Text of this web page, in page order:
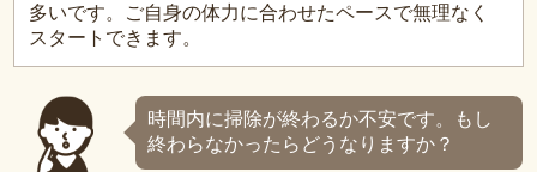
多いです。ご自身の体力に合わせたペースで無理なく
スタートできます。
時間内に掃除が終わるか不安です。もし
終わらなかったらどうなりますか？